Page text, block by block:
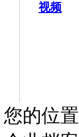
视频
您的位置